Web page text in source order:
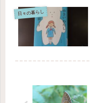
日々の暮らし